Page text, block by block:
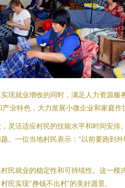
现就业增收的同时，满足人力资源
特色，大力发展小微企业和家庭作
灵活适应村民的技能水平和时间安
。一位当地村民表示：“以前要跑到
民就业的稳定性和可持续性。这一
民实现“挣钱不出村”的美好愿景。